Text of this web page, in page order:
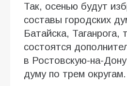
Так, осенью будут
составы городских
Батайска, Таганрога,
состоятся
в Ростовскую-на-
думу по трем округам.